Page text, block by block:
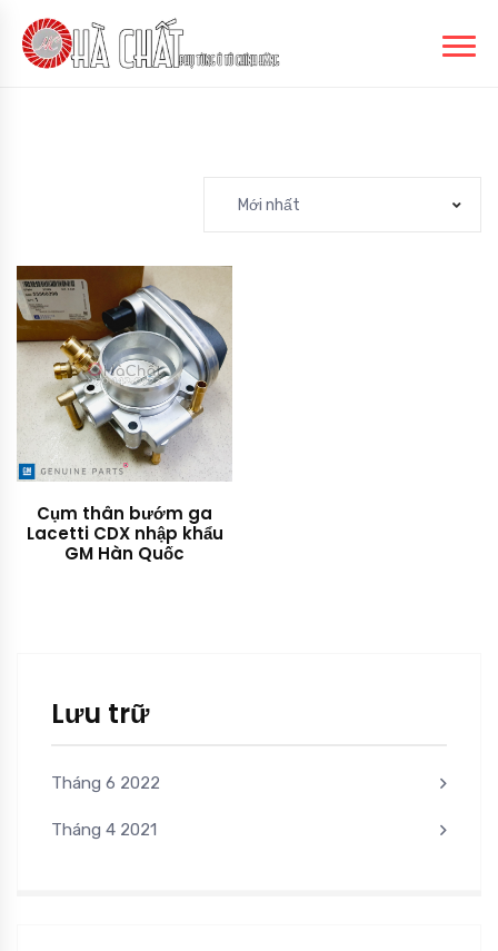
Lưu trữ
Tháng 6 2022
Tháng 4 2021
Mới nhất
Cụm thân bướm ga
Lacetti CDX nhập khẩu
GM Hàn Quốc